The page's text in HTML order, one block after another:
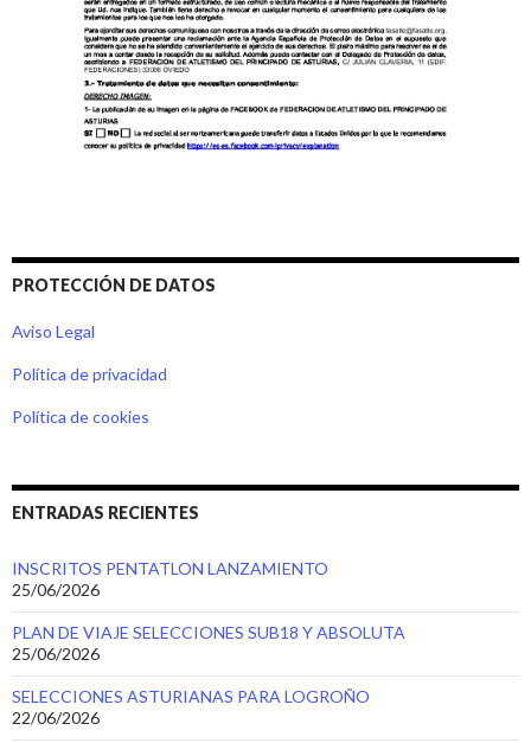
PROTECCIÓN DE DATOS
Aviso Legal
Política de privacidad
Política de cookies
ENTRADAS RECIENTES
INSCRITOS PENTATLON LANZAMIENTO
25/06/2026
PLAN DE VIAJE SELECCIONES SUB18 Y ABSOLUTA
25/06/2026
SELECCIONES ASTURIANAS PARA LOGROÑO
22/06/2026